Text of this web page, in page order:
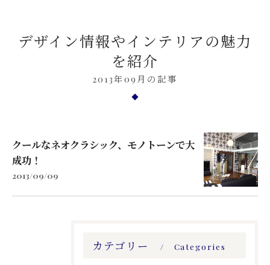
デザイン情報やインテリアの魅力
を紹介
2013年09月の記事
クールなネオクラシック、モノトーンで大
成功！
2013/09/09
カテゴリー Categories